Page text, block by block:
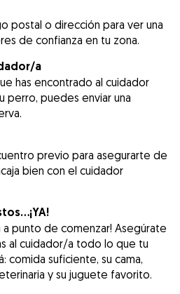
postal o dirección para ver una
de confianza en tu zona.
a
has encontrado al cuidador
perro, puedes enviar una
previo para asegurarte de
bien con el cuidador
a punto de comenzar! Asegúrate
al cuidador/a todo lo que tu
comida suficiente, su cama,
y su juguete favorito.